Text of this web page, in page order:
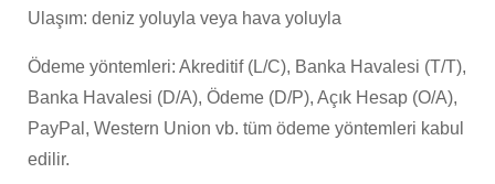
Ulaşım: deniz yoluyla veya hava yoluyla
Ödeme yöntemleri: Akreditif (L/C), Banka Havalesi (T/T),
Banka Havalesi (D/A), Ödeme (D/P), Açık Hesap (O/A),
PayPal, Western Union vb. tüm ödeme yöntemleri kabul
edilir.